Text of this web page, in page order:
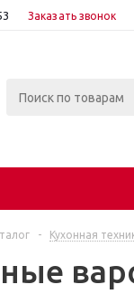
Заказать звонок
- Кухонная